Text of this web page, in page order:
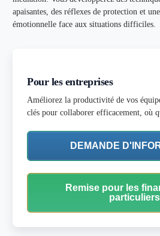
apaisantes, des réflexes de protection et
émotionnelle face aux situations difficiles.
Pour les entreprises
Améliorez la productivité de vos
clés pour collaborer efficacement, où
DEMANDE
Remise pour les
particuliers